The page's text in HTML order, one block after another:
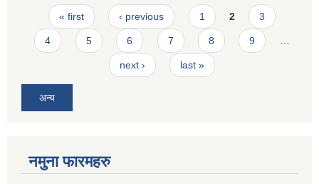
Pages
« first ‹ previous 1 2 3
4 5 6 7 8 9
next › last »
अन्य
नमुना फारमहरु